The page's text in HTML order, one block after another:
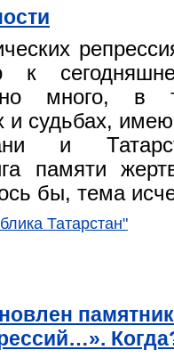
к
много,
и судьбах,
и
памяти
бы, тема
Татарстан"